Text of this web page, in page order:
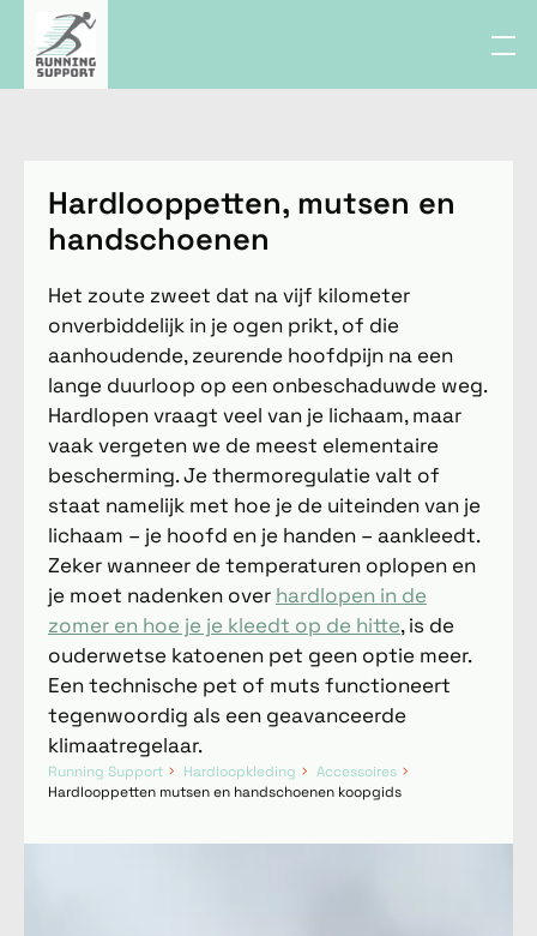
Hardlooppetten, mutsen en
handschoenen
Het zoute zweet dat na vijf kilometer
onverbiddelijk in je ogen prikt, of die
aanhoudende, zeurende hoofdpijn na een
lange duurloop op een onbeschaduwde weg.
Hardlopen vraagt veel van je lichaam, maar
vaak vergeten we de meest elementaire
bescherming. Je thermoregulatie valt of
staat namelijk met hoe je de uiteinden van je
lichaam – je hoofd en je handen – aankleedt.
Zeker wanneer de temperaturen oplopen en
je moet nadenken over hardlopen in de
zomer en hoe je je kleedt op de hitte, is de
ouderwetse katoenen pet geen optie meer.
Een technische pet of muts functioneert
tegenwoordig als een geavanceerde
klimaatregelaar.
Running Support Hardloopkleding
Accessoires
Hardlooppetten mutsen en handschoenen koopgids